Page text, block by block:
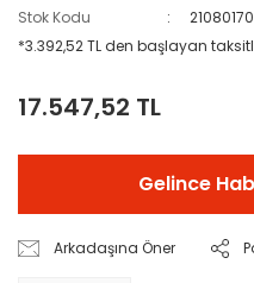
Stok Kodu
*3.392,52 TL den başlayan
17.547,52 TL
Gelince
Arkadaşına Öner